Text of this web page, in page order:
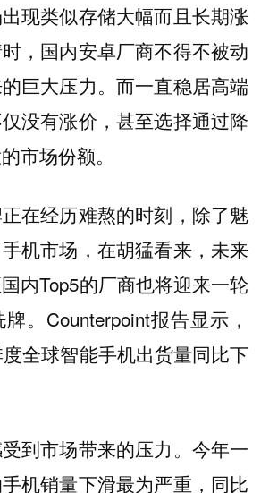
现类似存储大幅而且长期涨
，国内安卓厂商不得不被动
巨大压力。而一直稳居高端
没有涨价，甚至选择通过降
市场份额。
在经历难熬的时刻，除了魅
机市场，在胡猛看来，未来
内Top5的厂商也将迎来一轮
。Counterpoint报告显示，
全球智能手机出货量同比下
到市场带来的压力。今年一
机销量下滑最为严重，同比